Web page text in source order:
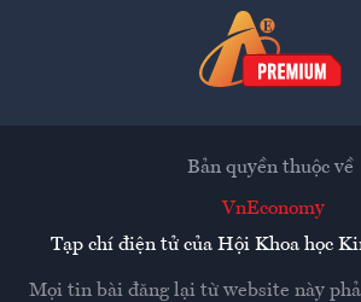
Bản quyền thuộc về
VnEconomy
Tạp chí điện tử của Hội Khoa học
Mọi tin bài đăng lại từ website này